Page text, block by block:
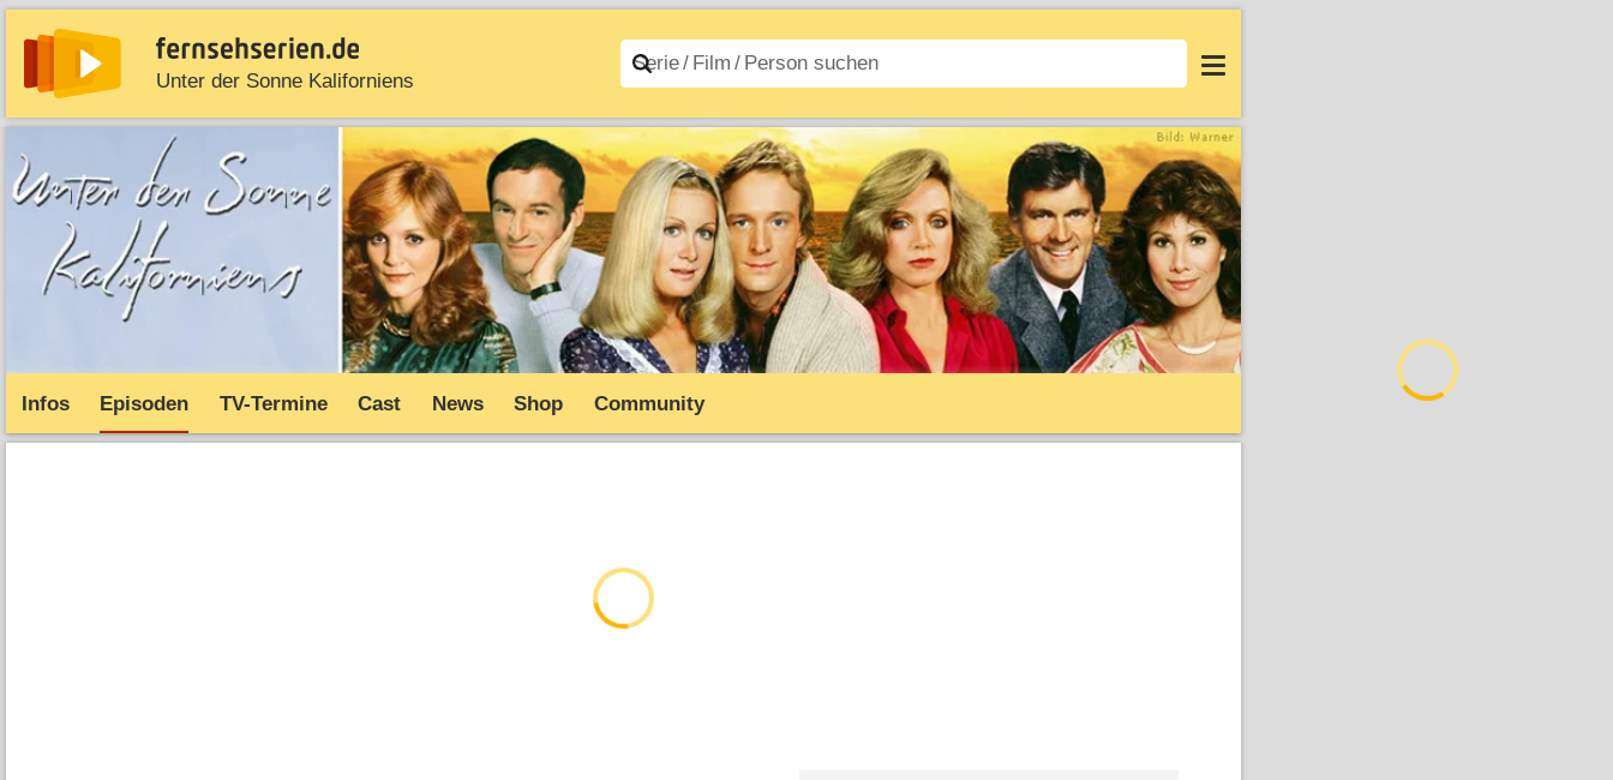
Unter der Sonne Kaliforniens
News Entdecken Streaming TV-Starts Filme A–Z Login
Infos Episoden TV-Termine Cast News Shop Community